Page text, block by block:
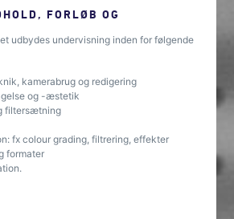
FORLØB OG
udbydes undervisning inden for følgende
kamerabrug og redigering
og -æstetik
filtersætning
fx colour grading, filtrering, effekter
formater